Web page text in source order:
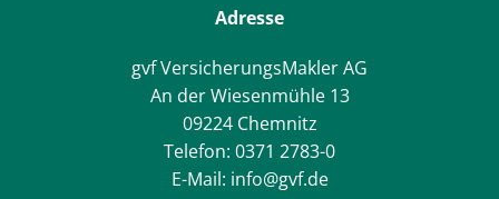
Adresse
gvf VersicherungsMakler AG
An der Wiesenmühle 13
09224 Chemnitz
Telefon: 0371 2783-0
E-Mail: info@gvf.de